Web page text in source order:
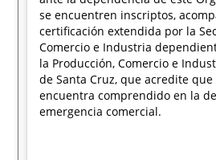
se encuentren inscriptos,
certificación extendida por la
Comercio e Industria
la Producción, Comercio e
de Santa Cruz, que acredite
encuentra comprendido en la
emergencia comercial.